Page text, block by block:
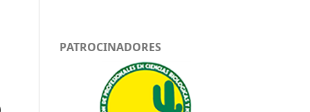
PATROCINADORES